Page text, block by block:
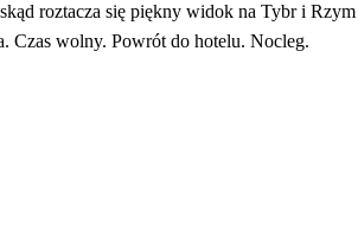
roztacza się piękny widok na Tybr i
Czas wolny. Powrót do hotelu. Nocleg.